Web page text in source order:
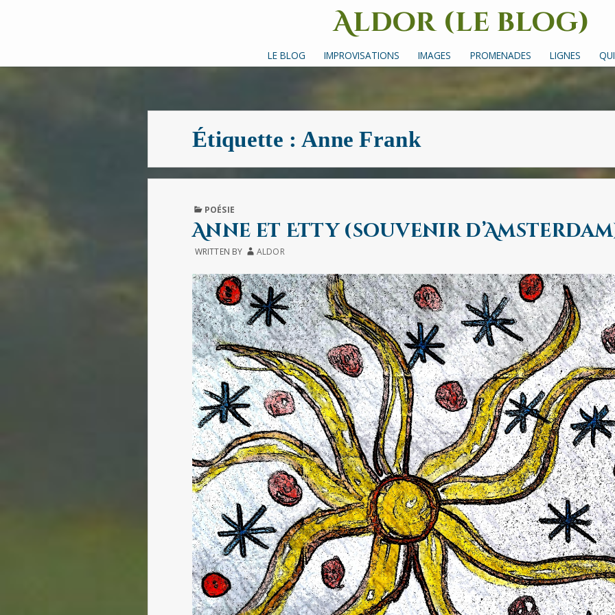
Aldor (le blog)
Un site avec des mots, des images et des sons
LE BLOG IMPROVISATIONS IMAGES PROMENADES LIGNES
Étiquette : Anne Frank
PUBLISHED
POÉSIE
Anne et Etty (souvenir
WRITTEN BY ALDOR